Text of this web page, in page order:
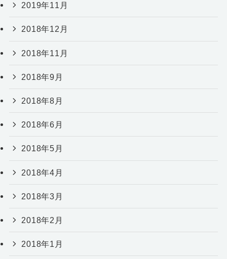
2019年11月
2018年12月
2018年11月
2018年9月
2018年8月
2018年6月
2018年5月
2018年4月
2018年3月
2018年2月
2018年1月